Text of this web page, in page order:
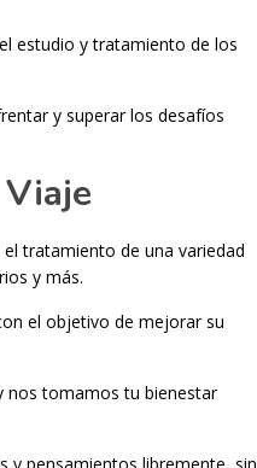
estudio y tratamiento de los
y superar los desafíos
tratamiento de una variedad
y más.
el objetivo de mejorar su
nos tomamos tu bienestar